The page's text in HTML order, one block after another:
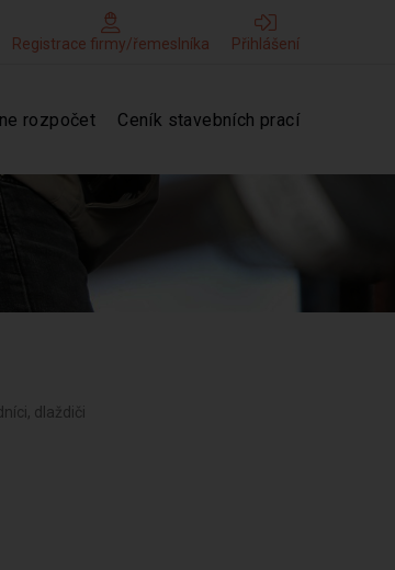
Registrace firmy/řemeslníka Přihlášení
rozpočet Ceník stavebních prací
dlaždiči